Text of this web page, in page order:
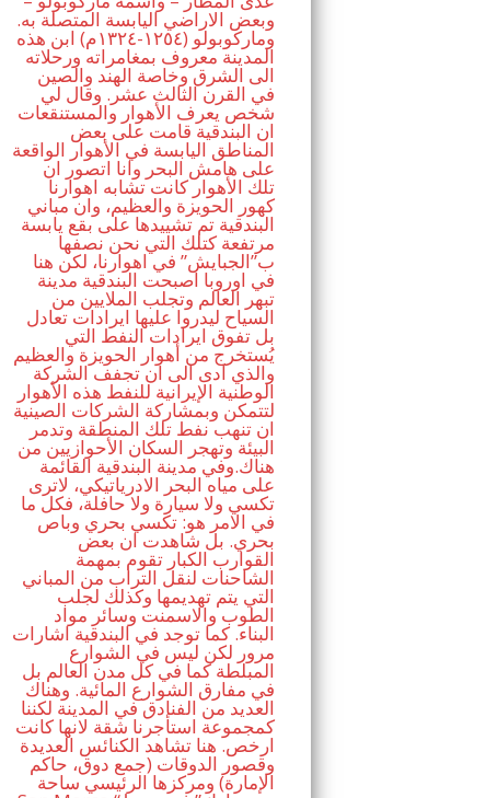
وبعض الاراضي اليابسة المتصلة به.
وماركوبولو (١٢٥٤-١٣٢٤م) ابن هذه
المدينة معروف بمغامراته ورحلاته
الى الشرق وخاصة الهند والصين
في القرن الثالث عشر. وقال لي
شخص يعرف الأهوار والمستنقعات
ان البندقية قامت على بعض
المناطق اليابسة في الأهوار الواقعة
على هامش البحر وانا اتصور ان
تلك الأهوار كانت تشابه اهوارنا
كهور الحويزة والعظيم، وان مباني
البندقية تم تشييدها على بقع يابسة
مرتفعة كتلك التي نحن نصفها
ب”الجبايش” في اهوارنا، لكن هنا
في اوروبا اصبحت البندقية مدينة
تبهر العالم وتجلب الملايين من
السياح ليدروا عليها ايرادات تعادل
بل تفوق ايرادات النفط التي
يُستخرج من أهوار الحويزة والعظيم
والذي ادى الى ان تجفف الشركة
الوطنية الإيرانية للنفط هذه الأهوار
لتتمكن وبمشاركة الشركات الصينية
ان تنهب نفط تلك المنطقة وتدمر
البيئة وتهجر السكان الأحوازيين من
هناك.وفي مدينة البندقية القائمة
على مياه البحر الادرياتيكي، لاترى
تكسي ولا سيارة ولا حافلة، فكل ما
في الامر هو: تكسي بحري وباص
بحري. بل شاهدت ان بعض
القوارب الكبار تقوم بمهمة
الشاحنات لنقل التراب من المباني
التي يتم تهديمها وكذلك لجلب
الطوب والاسمنت وسائر مواد
البناء. كما توجد في البندقية اشارات
مرور لكن ليس في الشوارع
المبلطة كما في كل مدن العالم بل
في مفارق الشوارع المائية. وهناك
العديد من الفنادق في المدينة لكننا
كمجموعة استأجرنا شقة لانها كانت
ارخص. هنا تشاهد الكنائس العديدة
وقصور الدوقات (جمع دوق، حاكم
الإمارة) ومركزها الرئيسي ساحة